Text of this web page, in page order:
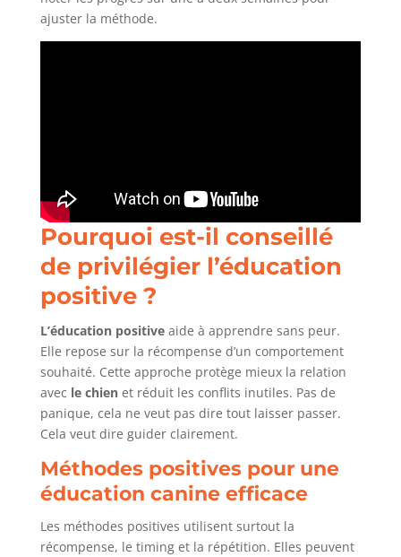
ajuster la méthode.
Pourquoi est-il conseillé
de privilégier l’éducation
positive ?
L’éducation positiveaide à apprendre sans peur.
Elle repose sur la récompense d’un comportement
souhaité. Cette approche protège mieux la relation
avec le chienet réduit les conflits inutiles. Pas de
panique, cela ne veut pas dire tout laisser passer.
Cela veut dire guider clairement.
Méthodes positives pour une
éducation canine efficace
Les méthodes positives utilisent surtout la
récompense, le timing et la répétition. Elles peuvent